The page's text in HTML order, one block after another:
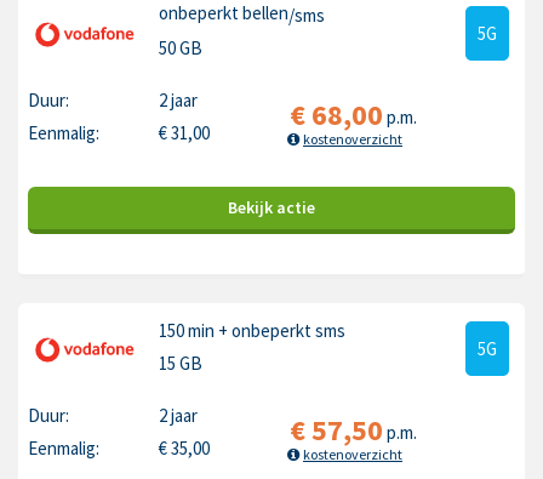
onbeperkt bellen/sms
50 GB
5G
Duur:
2 jaar
Eenmalig:
€31,00 €68,00 p.m.
kostenoverzicht
Bekijk actie
150 min + onbeperkt sms
15 GB
5G
Duur:
2 jaar
Eenmalig:
€35,00 €57,50 p.m.
kostenoverzicht